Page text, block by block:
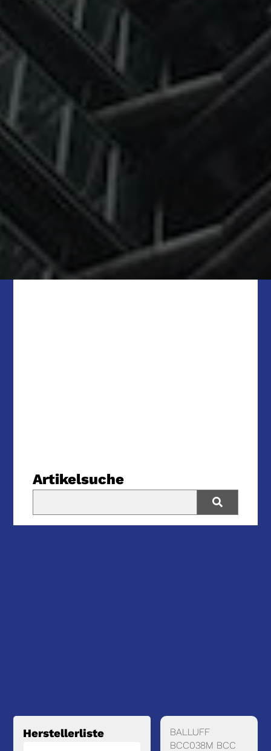
Artikelsuche
Herstellerliste
BALLUFF
BCC038M BCC